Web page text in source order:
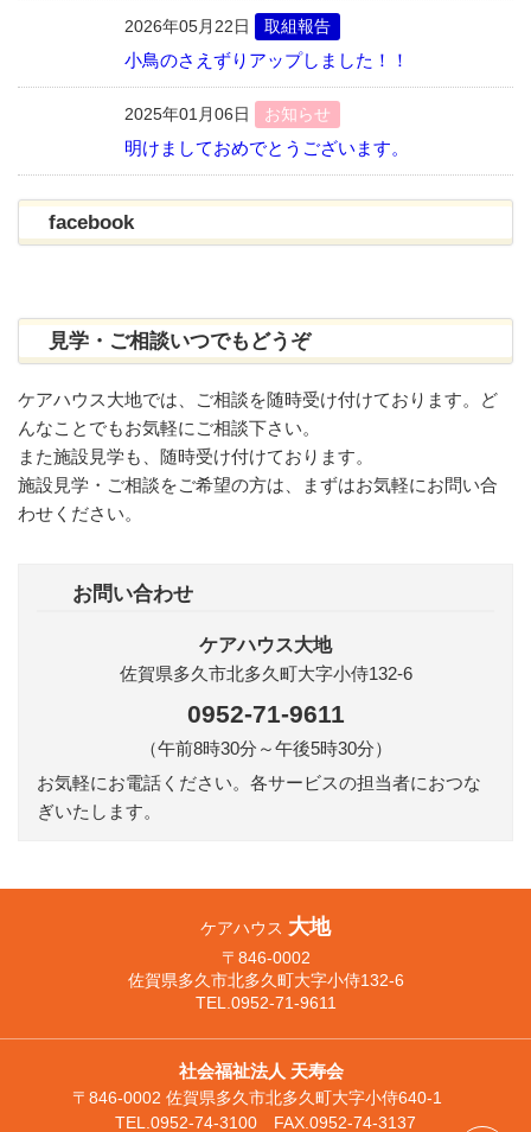
2026年05月22日 取組報告
小鳥のさえずりアップしました！！
2025年01月06日 お知らせ
明けましておめでとうございます。
facebook
見学・ご相談いつでもどうぞ
ケアハウス大地では、ご相談を随時受け付けております。ど
んなことでもお気軽にご相談下さい。
また施設見学も、随時受け付けております。
施設見学・ご相談をご希望の方は、まずはお気軽にお問い合
わせください。
お問い合わせ
ケアハウス大地
佐賀県多久市北多久町大字小侍132-6
0952-71-9611
（午前8時30分～午後5時30分）
お気軽にお電話ください。各サービスの担当者におつな
ぎいたします。
ケアハウス 大地
〒846-0002
佐賀県多久市北多久町大字小侍132-6
TEL.0952-71-9611
社会福祉法人 天寿会
〒846-0002 佐賀県多久市北多久町大字小侍640-1
TEL.0952-74-3100 FAX.0952-74-3137